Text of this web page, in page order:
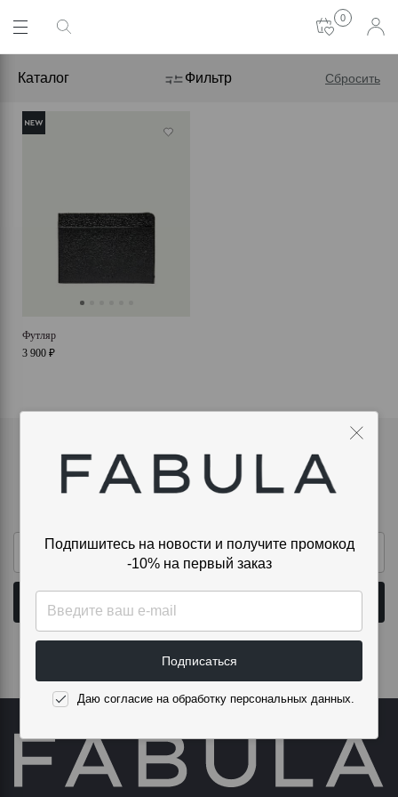
0
Каталог Фильтр Сбросить
Футляр
3 900 ₽
Подпишитесь на новости и получите
Подписаться
Даю согласие на обработку персональных данных.
Подпишитесь на новости и получите промокод
-10% на первый заказ
Подписаться
Даю согласие на обработку персональных данных.